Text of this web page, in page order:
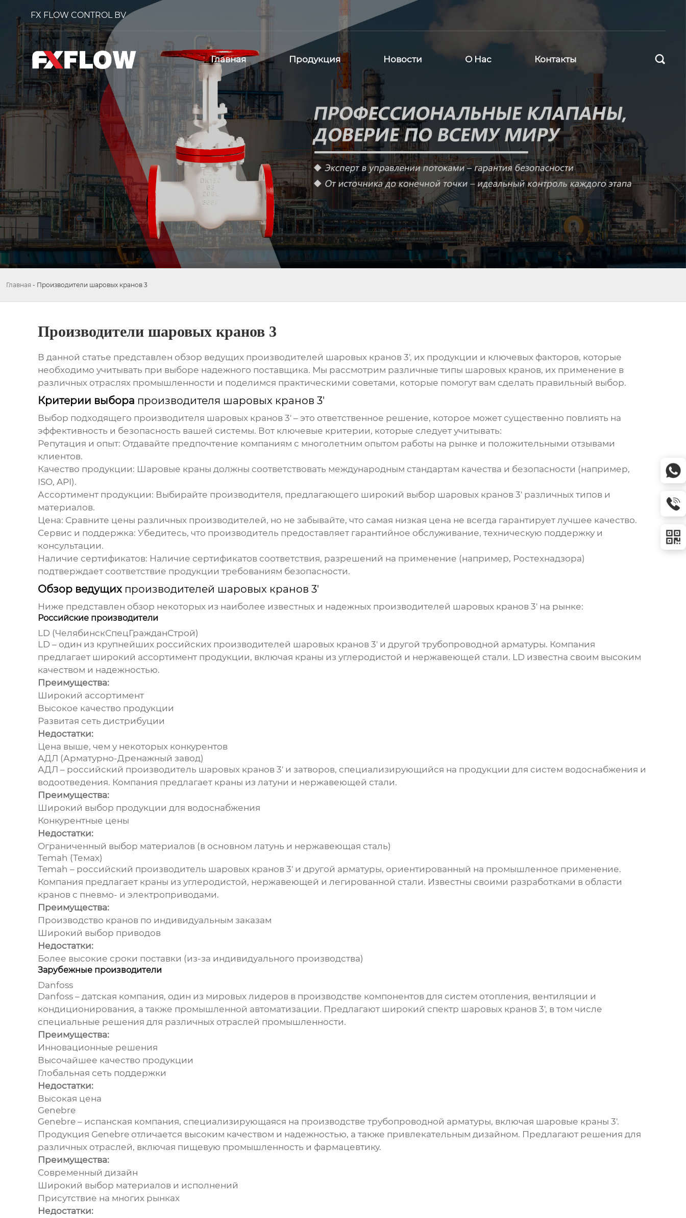
FX FLOW CONTROL BV
Главная Продукция Новости О Нас Контакты 
Главная - Производители шаровых кранов 3
Производители шаровых кранов 3
В данной статье представлен обзор ведущих производителей шаровых кранов 3', их продукции и ключевых факторов, которые
необходимо учитывать при выборе надежного поставщика. Мы рассмотрим различные типы шаровых кранов, их применение в
различных отраслях промышленности и поделимся практическими советами, которые помогут вам сделать правильный выбор.
Критерии выбора производителя шаровых кранов 3'
Выбор подходящего производителя шаровых кранов 3'– это ответственное решение, которое может существенно повлиять на
эффективность и безопасность вашей системы. Вот ключевые критерии, которые следует учитывать:
Репутация и опыт: Отдавайте предпочтение компаниям с многолетним опытом работы на рынке и положительными отзывами
клиентов.
Качество продукции: Шаровые краны должны соответствовать международным стандартам качества и безопасности (например,
ISO, API).
Ассортимент продукции: Выбирайте производителя, предлагающего широкий выбор шаровых кранов 3'различных типов и
материалов.
Цена: Сравните цены различных производителей, но не забывайте, что самая низкая цена не всегда гарантирует лучшее качество.
Сервис и поддержка: Убедитесь, что производитель предоставляет гарантийное обслуживание, техническую поддержку и
консультации.
Наличие сертификатов: Наличие сертификатов соответствия, разрешений на применение (например, Ростехнадзора)
подтверждает соответствие продукции требованиям безопасности.
Обзор ведущих производителей шаровых кранов 3'
Ниже представлен обзор некоторых из наиболее известных и надежных производителей шаровых кранов 3'на рынке:
Российские производители
LD (ЧелябинскСпецГражданСтрой)
LD – один из крупнейших российских производителей шаровых кранов 3'и другой трубопроводной арматуры. Компания
предлагает широкий ассортимент продукции, включая краны из углеродистой и нержавеющей стали. LD известна своим высоким
качеством и надежностью.
Преимущества:
Широкий ассортимент
Высокое качество продукции
Развитая сеть дистрибуции
Недостатки:
Цена выше, чем у некоторых конкурентов
АДЛ (Арматурно-Дренажный завод)
АДЛ – российский производитель шаровых кранов 3'и затворов, специализирующийся на продукции для систем водоснабжения и
водоотведения. Компания предлагает краны из латуни и нержавеющей стали.
Преимущества:
Широкий выбор продукции для водоснабжения
Конкурентные цены
Недостатки:
Ограниченный выбор материалов (в основном латунь и нержавеющая сталь)
Temah (Темaх)
Temah – российский производитель шаровых кранов 3'и другой арматуры, ориентированный на промышленное применение.
Компания предлагает краны из углеродистой, нержавеющей и легированной стали. Известны своими разработками в области
кранов с пневмо- и электроприводами.
Преимущества:
Производство кранов по индивидуальным заказам
Широкий выбор приводов
Недостатки:
Более высокие сроки поставки (из-за индивидуального производства)
Зарубежные производители
Danfoss
Danfoss – датская компания, один из мировых лидеров в производстве компонентов для систем отопления, вентиляции и
кондиционирования, а также промышленной автоматизации. Предлагают широкий спектр шаровых кранов 3', в том числе
специальные решения для различных отраслей промышленности.
Преимущества:
Инновационные решения
Высочайшее качество продукции
Глобальная сеть поддержки
Недостатки:
Высокая цена
Genebre
Genebre – испанская компания, специализирующаяся на производстве трубопроводной арматуры, включая шаровые краны 3'.
Продукция Genebre отличается высоким качеством и надежностью, а также привлекательным дизайном. Предлагают решения для
различных отраслей, включая пищевую промышленность и фармацевтику.
Преимущества:
Современный дизайн
Широкий выбор материалов и исполнений
Присутствие на многих рынках
Недостатки: